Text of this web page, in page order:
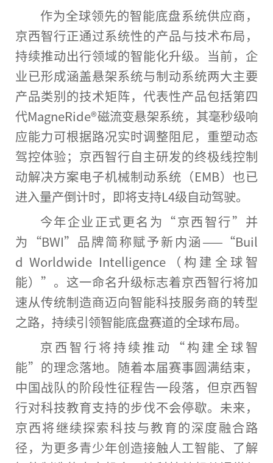
作为全球领先的智能底盘系统供应商，
京西智行正通过系统性的产品与技术布局，
持续推动出行领域的智能化升级。当前，企
业已形成涵盖悬架系统与制动系统两大主要
产品类别的技术矩阵，代表性产品包括第四
代MagneRide®磁流变悬架系统，其毫秒级响
应能力可根据路况实时调整阻尼，重塑动态
驾控体验；京西智行自主研发的终极线控制
动解决方案电子机械制动系统（EMB）也已
进入量产倒计时，即将支持L4级自动驾驶。
今年企业正式更名为“京西智行”并
为“BWI”品牌简称赋予新内涵——“Buil
dWorldwide Intelligence（构建全球智
能）”。这一命名升级标志着京西智行将加
速从传统制造商迈向智能科技服务商的转型
之路，持续引领智能底盘赛道的全球布局。
京西智行将持续推动“构建全球智
能”的理念落地。随着本届赛事圆满结束，
中国战队的阶段性征程告一段落，但京西智
行对科技教育支持的步伐不会停歇。未来，
京西将继续探索科技与教育的深度融合路
径，为更多青少年创造接触人工智能、了解